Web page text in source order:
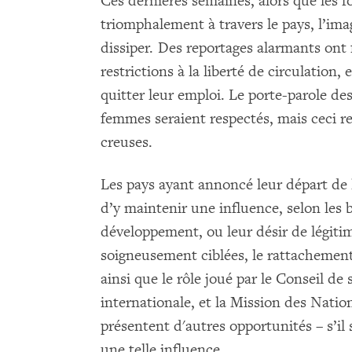
triomphalement à travers le pays,
dissiper. Des reportages alarmants
restrictions à la liberté de circulation,
quitter leur emploi. Le porte-parole
femmes seraient respectés, mais ceci
creuses.
Les pays ayant annoncé leur départ
d’y maintenir une influence, selon les
développement, ou leur désir de
soigneusement ciblées, le
ainsi que le rôle joué par le Conseil
internationale, et la Mission des
présentent d'autres opportunités – s’il